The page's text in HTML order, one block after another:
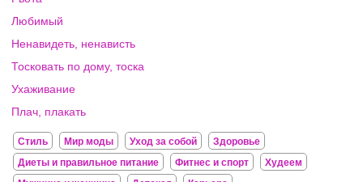
Любимый
Ненавидеть, ненависть
Тосковать по дому, тоска
Ухаживание
Плач, плакать
Стиль Мир моды Уход за собой
Здоровье
Диеты и правильное питание
Фитнес и спорт
Худеем